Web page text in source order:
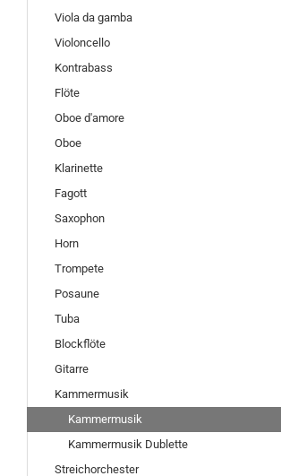
Viola da gamba
Violoncello
Kontrabass
Flöte
Oboe d'amore
Oboe
Klarinette
Fagott
Saxophon
Horn
Trompete
Posaune
Tuba
Blockflöte
Gitarre
Kammermusik
Kammermusik
Kammermusik Dublette
Streichorchester